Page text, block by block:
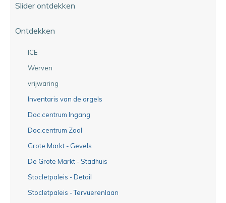
Slider ontdekken
Ontdekken
ICE
Werven
vrijwaring
Inventaris van de orgels
Doc.centrum Ingang
Doc.centrum Zaal
Grote Markt - Gevels
De Grote Markt - Stadhuis
Stocletpaleis - Detail
Stocletpaleis - Tervuerenlaan